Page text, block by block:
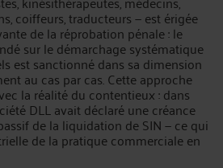
coiffeurs, traducteurs — est érigée
de la réprobation pénale : le
sur le démarchage systématique
est sanctionné dans sa dimension
au cas par cas. Cette approche
la réalité du contentieux : dans
DLL avait déclaré une créance
de la liquidation de SIN — ce qui
de la pratique commerciale en